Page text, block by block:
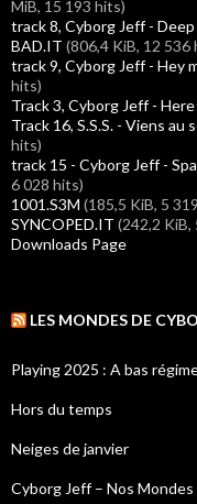
MiB, 15 193 hits)
track 8, Cyborg Jeff -
BAD.IT (806,4 KiB, 12 536
track 9, Cyborg Jeff - Hey
hits)
Track 3, Cyborg Jeff -
Track 16, S.S.S. - Viens au
hits)
track 15 - Cyborg Jeff -
6 028 hits)
1001.S3M (185,5 KiB, 5
SYNCOPED.IT (242,2 KiB,
Downloads Page
LES MONDES DE
Playing 2025 : A bas
Hors du temps
Neiges de janvier
Cyborg Jeff – Nos Mondes